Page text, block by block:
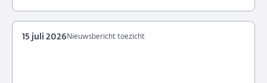
Nieuwsbericht toezicht
15 juli 2026